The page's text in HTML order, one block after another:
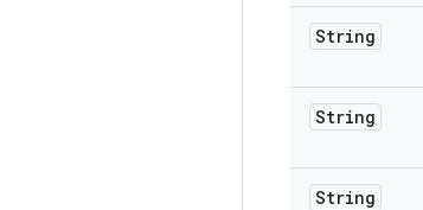
String
String
String